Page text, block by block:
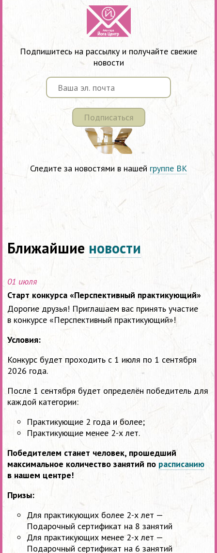
Подпишитесь на рассылку и получайте свежие
новости
Подписаться
Следите за новостями в нашей группе ВК
Ближайшие новости
01 июля
Старт конкурса «Перспективный практикующий»
Дорогие друзья! Приглашаем вас принять участие
в конкурсе «Перспективный практикующий»!
Условия:
Конкурс будет проходить с 1 июля по 1 сентября
2026 года.
После 1 сентября будет определён победитель для
каждой категории:
Практикующие 2 года и более;
Практикующие менее 2-х лет.
Победителем станет человек, прошедший
максимальное количество занятий по расписанию
в нашем центре!
Призы:
Для практикующих более 2-х лет —
Подарочный сертификат на 8 занятий
Для практикующих менее 2-х лет —
Подарочный сертификат на 6 занятий